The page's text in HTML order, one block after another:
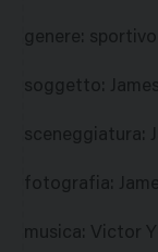
genere: sportivo
soggetto:
sceneggiatura:
fotografia:
musica: Victor